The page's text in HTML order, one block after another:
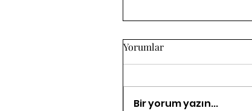
Yorumlar
Bir yorum yazın...